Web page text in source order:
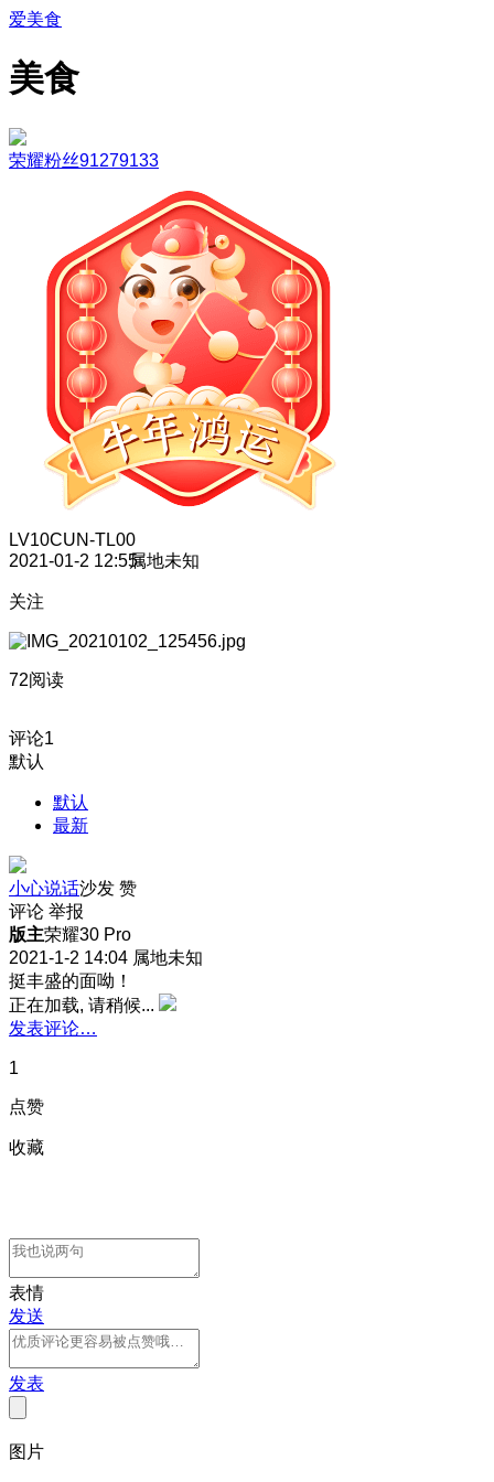
爱美食
美食
荣耀粉丝91279133
LV10CUN-TL00
2021-01-2 12:55属地未知
关注
72阅读
评论1
默认
默认
最新
小心说话沙发 赞
评论 举报
版主荣耀30 Pro
2021-1-2 14:04 属地未知
挺丰盛的面呦！
正在加载, 请稍候...
发表评论…
1
点赞
收藏
表情
发送
发表
图片